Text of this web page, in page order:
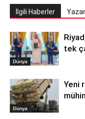
İlgili Haberler
Dünya
tek
Dünya
Yeni